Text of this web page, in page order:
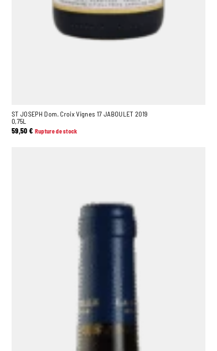
ST JOSEPH Dom. Croix Vignes 17 JABOULET 2019
0,75L
59,50€ Rupture de stock